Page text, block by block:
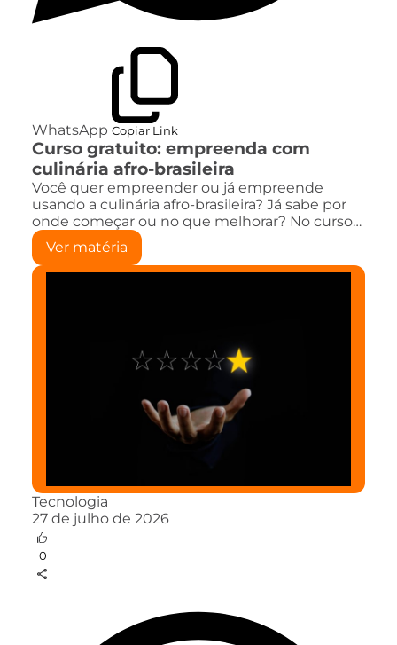
WhatsApp Copiar Link
Curso gratuito: empreenda com
culinária afro-brasileira
Você quer empreender ou já empreende
usando a culinária afro-brasileira? Já sabe por
onde começar ou no que melhorar? No curso…
Ver matéria
Tecnologia
27 de julho de 2026
0